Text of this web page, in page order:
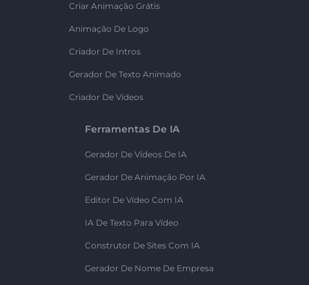
Criar Animação Grátis
Animação De Logo
Criador De Intros
Gerador De Texto Animado
Criador De Vídeos
Ferramentas De IA
Gerador De Vídeos De IA
Gerador De Animação Por IA
Editor De Vídeo Com IA
IA De Texto Para Vídeo
Construtor De Sites Com IA
Gerador De Nome De Empresa